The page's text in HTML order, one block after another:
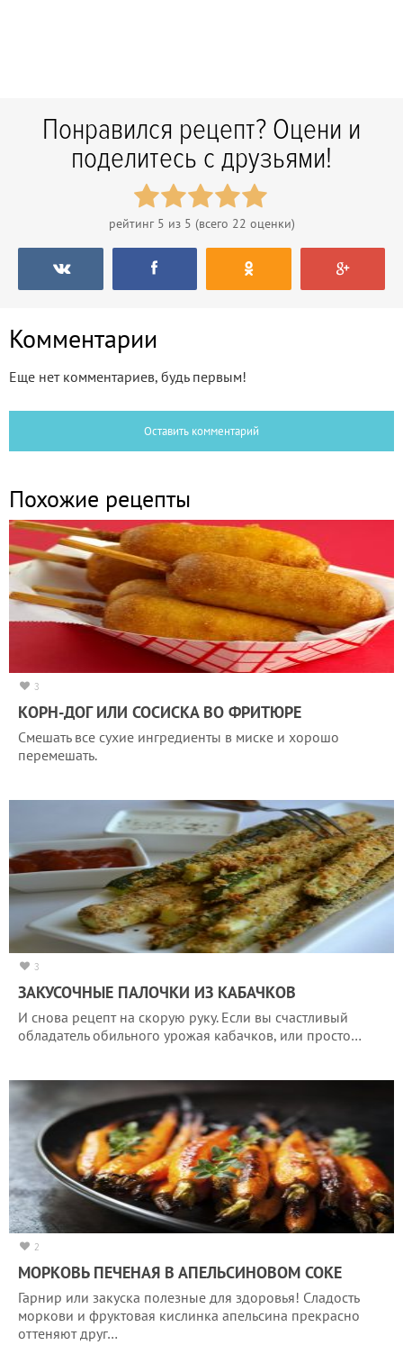
Понравился рецепт? Оцени и
поделитесь с друзьями!
рейтинг 5 из 5 (всего 22 оценки)
Комментарии
Еще нет комментариев, будь первым!
Оставить комментарий
Похожие рецепты
3
КОРН-ДОГ ИЛИ СОСИСКА ВО ФРИТЮРЕ
Смешать все сухие ингредиенты в миске и хорошо
перемешать.
3
ЗАКУСОЧНЫЕ ПАЛОЧКИ ИЗ КАБАЧКОВ
И снова рецепт на скорую руку. Если вы счастливый
обладатель обильного урожая кабачков, или просто…
2
МОРКОВЬ ПЕЧЕНАЯ В АПЕЛЬСИНОВОМ СОКЕ
Гарнир или закуска полезные для здоровья! Сладость
моркови и фруктовая кислинка апельсина прекрасно
оттеняют друг…